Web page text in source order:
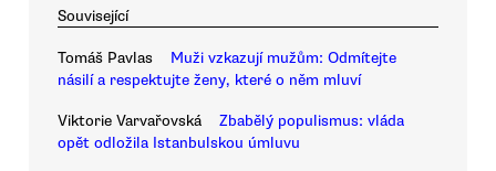
Související
Tomáš Pavlas
Muži vzkazují mužům: Odmítejte
násilí a respektujte ženy, které o něm mluví
Viktorie Varvařovská
Zbabělý populismus: vláda
opět odložila Istanbulskou úmluvu